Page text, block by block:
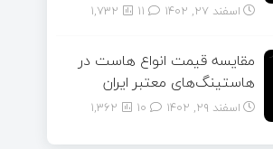
اسفند ۲۷, ۱۴۰۲ 1,732
مقایسه قیمت انواع هاست در
هاستینگ‌های معتبر ایران
اسفند ۲۹, ۱۴۰۲ 1,362